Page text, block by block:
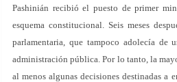
Pashinián recibió el puesto de primer
esquema constitucional. Seis meses
parlamentaria, que tampoco adolecía de
administración pública. Por lo tanto, la
al menos algunas decisiones destinadas a